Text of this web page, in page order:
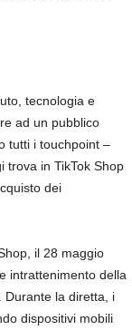
tecnologia e
ad un pubblico
tutti i touchpoint –
trova in TikTok Shop
dei
il 28 maggio
intrattenimento della
Durante la diretta, i
dispositivi mobili